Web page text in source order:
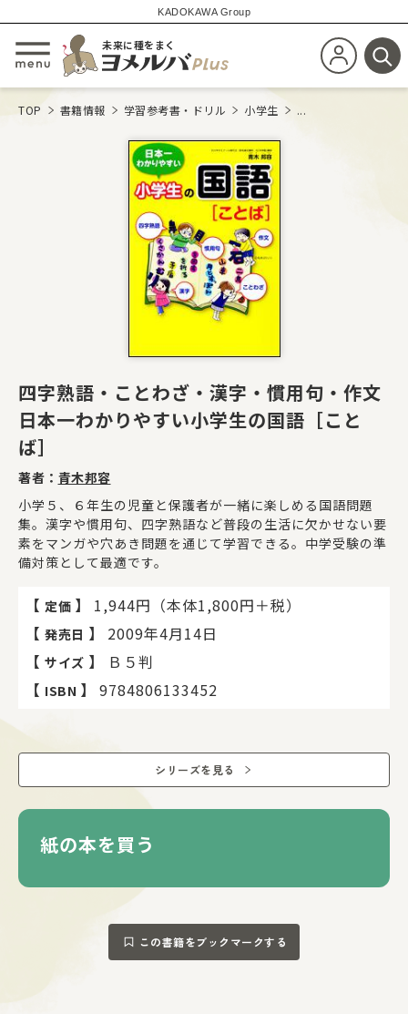
KADOKAWA Group
メニューを開閉する
未来に種をまく
新規会員登
検
TOP 書籍情報 学習参考書・ドリル 小学生 ...
四字熟語・ことわざ・漢字・慣用句・作文
日本一わかりやすい小学生の国語［こと
ば］
著者： 青木邦容
小学５、６年生の児童と保護者が一緒に楽しめる国語問題
集。漢字や慣用句、四字熟語など普段の生活に欠かせない要
素をマンガや穴あき問題を通じて学習できる。中学受験の準
備対策として最適です。
【 定価 】
1,944円（本体1,800円＋税）
【 発売日 】
2009年4月14日
【 サイズ 】
Ｂ５判
【 ISBN 】 9784806133452
シリーズを見る
紙の本を買う
この書籍をブックマークする